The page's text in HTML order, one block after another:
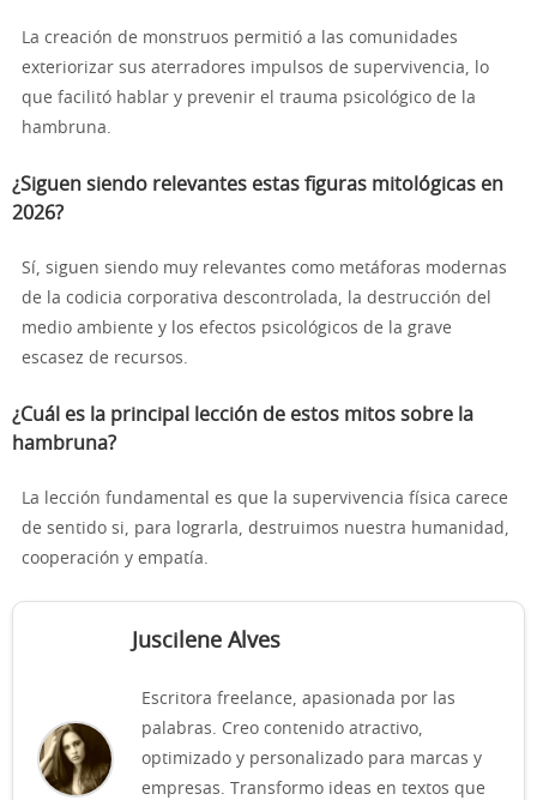
La creación de monstruos permitió a las comunidades
exteriorizar sus aterradores impulsos de supervivencia, lo
que facilitó hablar y prevenir el trauma psicológico de la
hambruna.
¿Siguen siendo relevantes estas figuras mitológicas en
2026?
Sí, siguen siendo muy relevantes como metáforas modernas
de la codicia corporativa descontrolada, la destrucción del
medio ambiente y los efectos psicológicos de la grave
escasez de recursos.
¿Cuál es la principal lección de estos mitos sobre la
hambruna?
La lección fundamental es que la supervivencia física carece
de sentido si, para lograrla, destruimos nuestra humanidad,
cooperación y empatía.
Juscilene Alves
Escritora freelance, apasionada por las
palabras. Creo contenido atractivo,
optimizado y personalizado para marcas y
empresas. Transformo ideas en textos que